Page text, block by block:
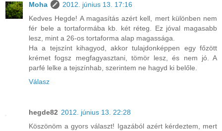
Moha
2012. június 13. 17:16
Kedves Hegde! A magasítás azért kell, mert különben nem
fér bele a tortaformába kb. két réteg. Ez jóval magasabb
lesz, mint a 26-os tortaforma alap magassága.
Ha a tejszínt kihagyod, akkor tulajdonképpen egy főzött
krémet fogsz megfagyasztani, tömör lesz, és nem jó. A
parfé lelke a tejszínhab, szerintem ne hagyd ki belőle.
Válasz
hegde82 2012. június 13. 22:28
Köszönöm a gyors választ! Igazából azért kérdeztem, mert